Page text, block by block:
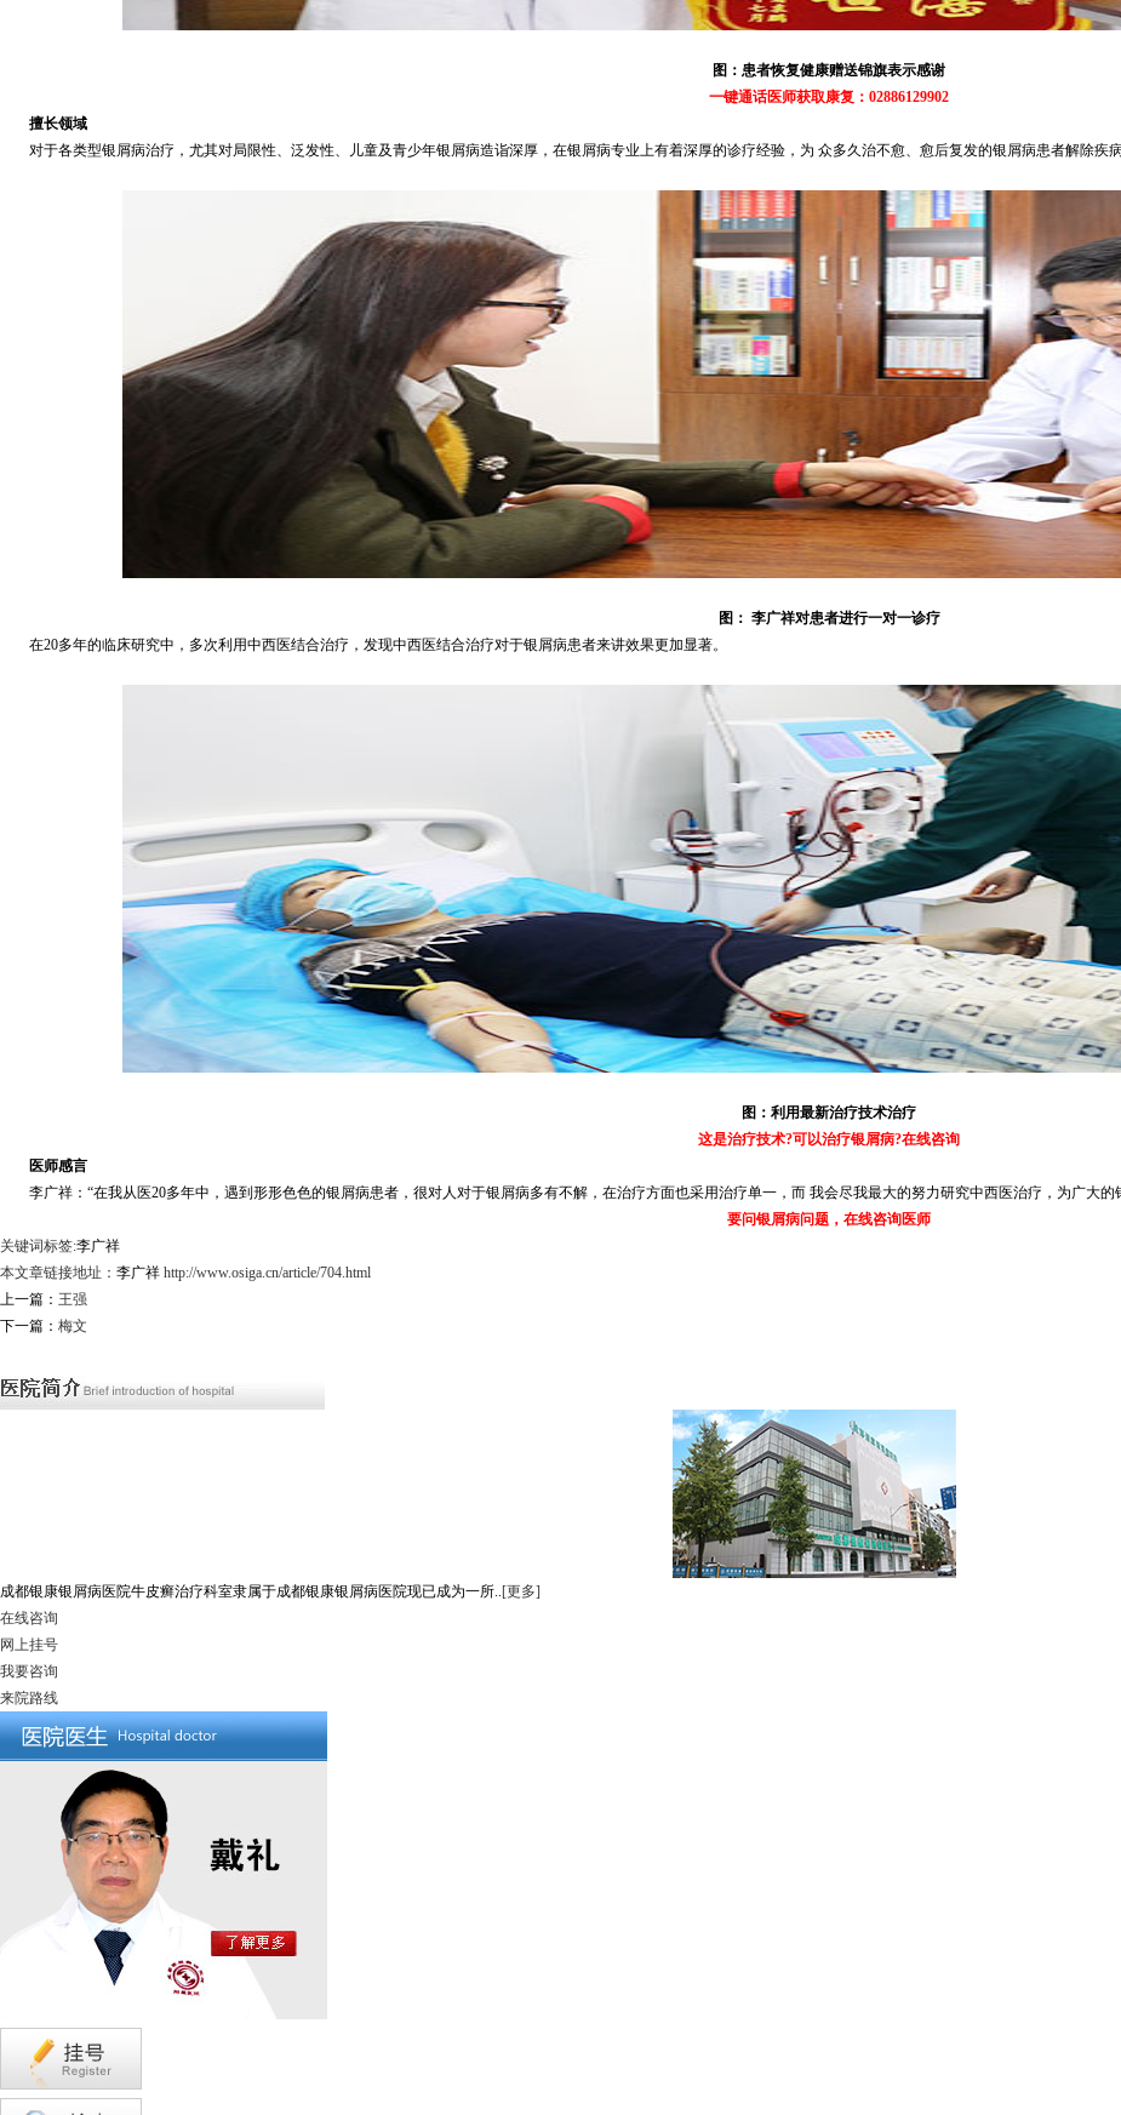
图：患者恢复健康赠送锦旗表示感谢
一键通话医师获取康复：02886129902
擅长领域
对于各类型银屑病治疗，尤其对局限性、泛发性、儿童及青少年银屑病造诣深厚，在银屑病专业上有着深厚的诊疗经验，为 众多久治不愈、愈后复发的银屑病患者解除疾病
图： 李广祥对患者进行一对一诊疗
在20多年的临床研究中，多次利用中西医结合治疗，发现中西医结合治疗对于银屑病患者来讲效果更加显著。
图：利用最新治疗技术治疗
这是治疗技术?可以治疗银屑病?在线咨询
医师感言
李广祥：“在我从医20多年中，遇到形形色色的银屑病患者，很对人对于银屑病多有不解，在治疗方面也采用治疗单一，而 我会尽我最大的努力研究中西医治疗，为广大的
要问银屑病问题，在线咨询医师
关键词标签:李广祥
本文章链接地址： 李广祥 http://www.osiga.cn/article/704.html
上一篇： 王强
下一篇： 梅文
成都银康银屑病医院牛皮癣治疗科室隶属于成都银康银屑病医院现已成为一所..[更多]
在线咨询
网上挂号
我要咨询
来院路线